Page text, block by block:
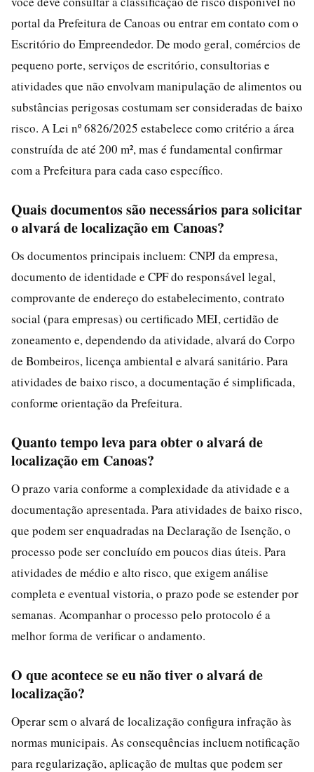
portal da Prefeitura de Canoas ou entrar em contato com o
Escritório do Empreendedor. De modo geral, comércios de
pequeno porte, serviços de escritório, consultorias e
atividades que não envolvam manipulação de alimentos ou
substâncias perigosas costumam ser consideradas de baixo
risco. A Lei nº 6826/2025 estabelece como critério a área
construída de até 200 m², mas é fundamental confirmar
com a Prefeitura para cada caso específico.
Quais documentos são necessários para solicitar
o alvará de localização em Canoas?
Os documentos principais incluem: CNPJ da empresa,
documento de identidade e CPF do responsável legal,
comprovante de endereço do estabelecimento, contrato
social (para empresas) ou certificado MEI, certidão de
zoneamento e, dependendo da atividade, alvará do Corpo
de Bombeiros, licença ambiental e alvará sanitário. Para
atividades de baixo risco, a documentação é simplificada,
conforme orientação da Prefeitura.
Quanto tempo leva para obter o alvará de
localização em Canoas?
O prazo varia conforme a complexidade da atividade e a
documentação apresentada. Para atividades de baixo risco,
que podem ser enquadradas na Declaração de Isenção, o
processo pode ser concluído em poucos dias úteis. Para
atividades de médio e alto risco, que exigem análise
completa e eventual vistoria, o prazo pode se estender por
semanas. Acompanhar o processo pelo protocolo é a
melhor forma de verificar o andamento.
O que acontece se eu não tiver o alvará de
localização?
Operar sem o alvará de localização configura infração às
normas municipais. As consequências incluem notificação
para regularização, aplicação de multas que podem ser